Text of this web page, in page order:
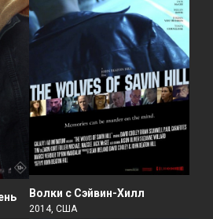
Волки с Сэйвин-Хилл
2014, США